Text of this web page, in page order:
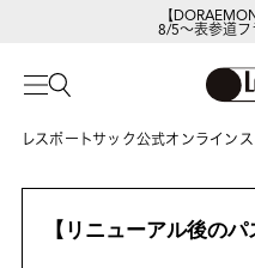
【
8/5～表参道フ
レスポートサック公式オンラインス
【リニューアル後の